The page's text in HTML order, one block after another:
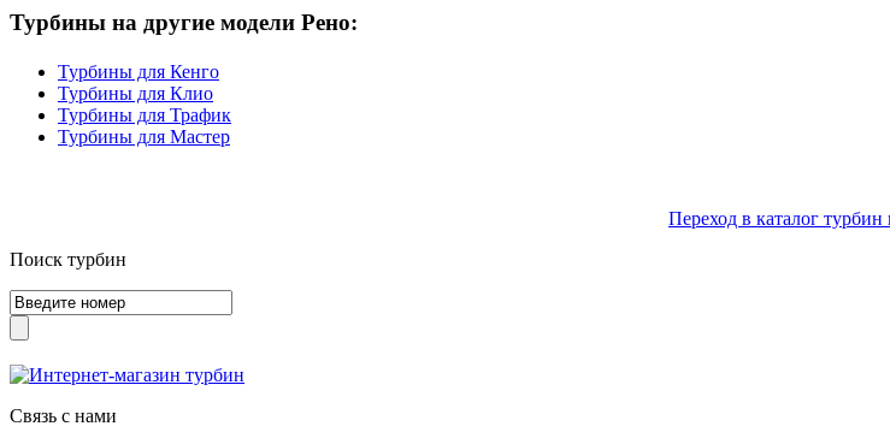
Турбины на другие модели Рено:
Турбины для Кенго
Турбины для Клио
Турбины для Трафик
Турбины для Мастер
Переход в каталог турбин
Поиск турбин
Связь с нами